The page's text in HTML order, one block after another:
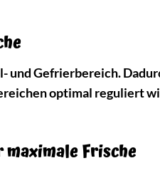
und Gefrierbereich.
optimal reguliert
Frische